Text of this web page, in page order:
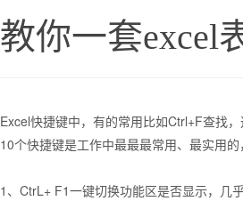
教你一套excel
Excel快捷键中，有的常用比如Ctrl+F查找
10个快捷键是工作中最最最常用、最实用
1、CtrL+ F1一键切换功能区是否显示，几